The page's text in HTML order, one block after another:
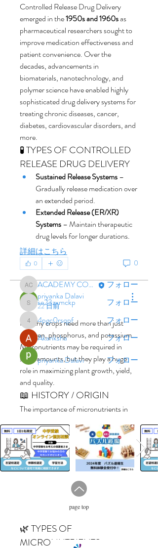
Controlled Release Drug Delivery
emerged in the 1950s and 1960s as
pharmaceutical researchers sought to
improve medication effectiveness and
patient convenience. Over the
decades, advancements in
biomaterials, nanotechnology, and
polymer science have enabled highly
sophisticated drug delivery systems for
treating chronic diseases, cancer,
diabetes, cardiovascular disorders, and
more.
🧪 TYPES OF CONTROLLED
RELEASE DRUG DELIVERY
Sustained Release Systems –
Gradually release medication over
an extended period.
Extended Release (ER/XR)
Systems – Maintain therapeutic
drug levels for longer durations.
詳細はこちら
0 0
priyanka Dalavi
22 日前
Healthy crops need more than just
nitrogen, phosphorus, and potassium.
Micronutrients may be required in
small amounts, but they play a huge
role in maximizing plant growth, yield,
and quality.
📖 HISTORY / ORIGIN
The importance of micronutrients in
the early 20th century as scientists
identified trace elements essential for
crop development. Today,
micronutrients fertilizers are widely
used in modern agriculture to address
nutrient deficiencies, improve soil
fertility, and support sustainable
🌿 TYPES OF
MICRONUTRIENTS
グループについて
Welcome to the group! You can
connect with other members, ge...
続きを読む
メンバー
ACADEMY COCOROACADEMY COCORO フォロー
se23zxmckp
se23zxmckp フォロー
4pgc0rsqpf
4pgc0rsqpf
フォロー
Akanksha
フォロー
priyanka Dalavi
フォロー
すべてのメンバーを表示（8名）
page top